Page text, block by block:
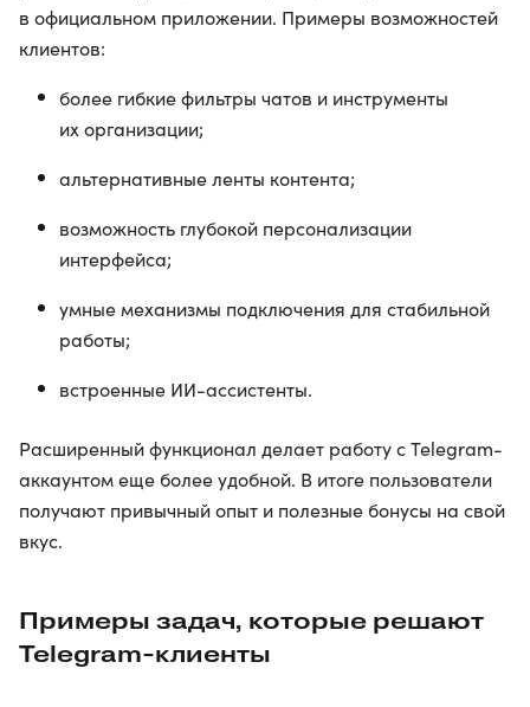
в официальном приложении. Примеры возможностей
клиентов:
более гибкие фильтры чатов и инструменты
их организации;
альтернативные ленты контента;
возможность глубокой персонализации
интерфейса;
умные механизмы подключения для стабильной
работы;
встроенные ИИ-ассистенты.
Расширенный функционал делает работу с Telegram-
аккаунтом еще более удобной. В итоге пользователи
получают привычный опыт и полезные бонусы на свой
вкус.
Примеры задач, которые решают
Telegram-клиенты